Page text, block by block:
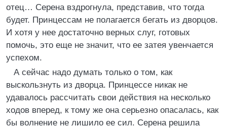
отец… Серена вздрогнула, представив, что тогда
будет. Принцессам не полагается бегать из дворцов.
И хотя у нее достаточно верных слуг, готовых
помочь, это еще не значит, что ее затея увенчается
успехом.
А сейчас надо думать только о том, как
выскользнуть из дворца. Принцессе никак не
удавалось рассчитать свои действия на несколько
ходов вперед, к тому же она серьезно опасалась, как
бы волнение не лишило ее сил. Серена решила